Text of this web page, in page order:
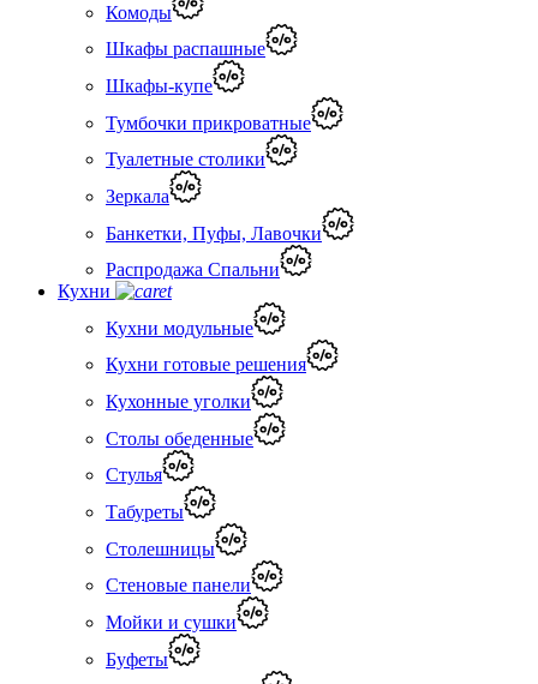
Комоды
Шкафы распашные
Шкафы-купе
Тумбочки прикроватные
Туалетные столики
Зеркала
Банкетки, Пуфы, Лавочки
Распродажа Спальни
Кухни
Кухни модульные
Кухни готовые решения
Кухонные уголки
Столы обеденные
Стулья
Табуреты
Столешницы
Стеновые панели
Мойки и сушки
Буфеты